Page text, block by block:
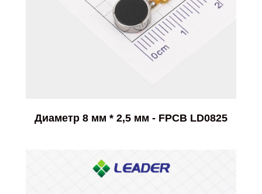
Диаметр 8 мм * 2,5 мм - FPCB LD0825